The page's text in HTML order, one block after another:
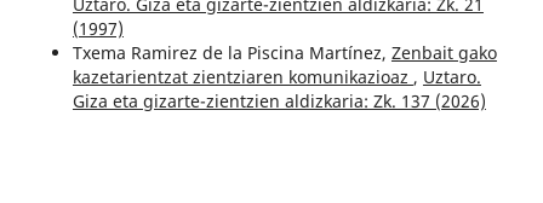
(1997)
Txema Ramirez de la Piscina Martínez, Zenbait gako
kazetarientzat zientziaren komunikazioaz , Uztaro.
Giza eta gizarte-zientzien aldizkaria: Zk. 137 (2026)